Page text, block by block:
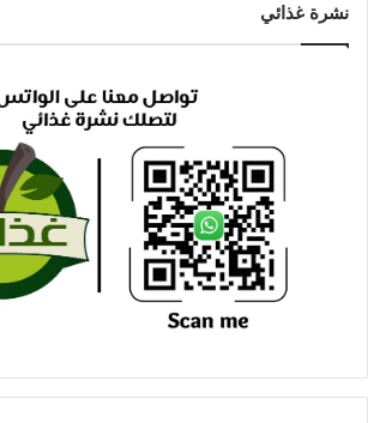
نشرة غذائي